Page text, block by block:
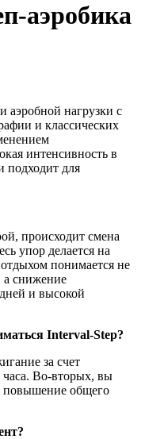
аэробика
аэробной нагрузки с
и классических
интенсивность в
подходит для
происходит смена
упор делается на
понимается не
снижение
и высокой
Interval-Step?
за счет
Во-вторых, вы
повышение общего